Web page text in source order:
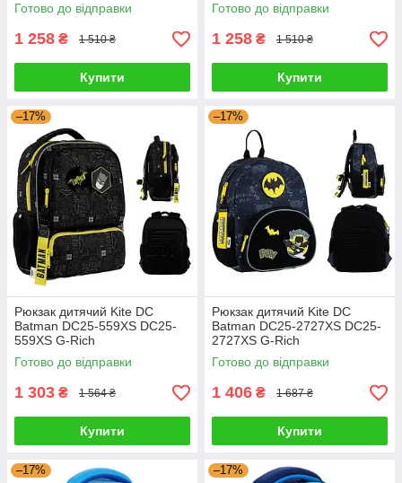
Готово до відправки
1 258 ₴ 1 510 ₴
Купити
Готово до відправки
1 258 ₴ 1 510 ₴
Купити
–17%
Рюкзак дитячий Kite DC
Batman DC25-559ХS DC25-
559ХS G-Rich
Готово до відправки
1 303 ₴ 1 564 ₴
Купити
–17%
Рюкзак дитячий Kite DC
Batman DC25-2727ХS DC25-
2727ХS G-Rich
Готово до відправки
1 406 ₴ 1 687 ₴
Купити
–17% –17%